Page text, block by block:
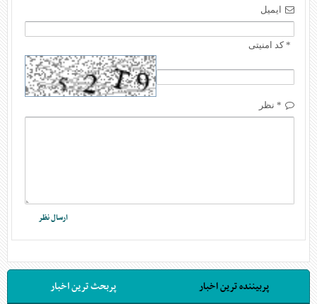
ایمیل
* کد امنیتی
* نظر
پربیننده ترین اخبار پربحث ترین اخبار